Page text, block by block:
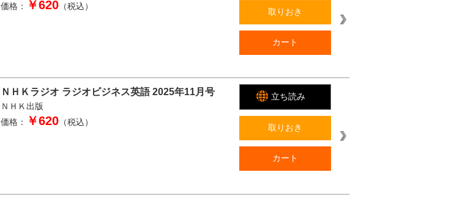
価格：
￥620 （税込）
取りおき
カート
ＮＨＫラジオ ラジオビジネス英語 2025年11月号
ＮＨＫ出版
価格：
￥620 （税込）
立ち読み
取りおき
カート